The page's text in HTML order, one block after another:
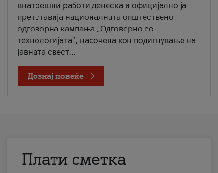
внатрешни работи денеска и официјално ја
претставија националната општествено
одговорна кампања „Одговорно со
технологијата“, насочена кон подигнување на
јавната свест...
Дознај повеќе
Плати сметка